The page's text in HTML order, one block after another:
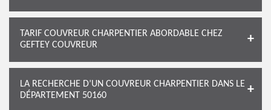
TARIF COUVREUR CHARPENTIER ABORDABLE CHEZ
GEFTEY COUVREUR
LA RECHERCHE D’UN COUVREUR CHARPENTIER DANS LE
DÉPARTEMENT 50160